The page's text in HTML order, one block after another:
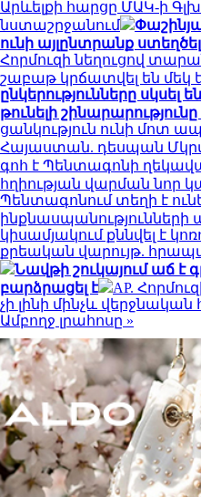
Արևելքի հարցը ՄԱԿ-ի
նստաշրջանում
ունի այլընտրանք
Հորմուզի նեղուցով
շաբաթ կրճատվել են մեկ
ընկերությունները
թունելի շինարարությունը
ցանկություն ունի մոտ
Հայաստան. դեսպան
գոհ է Պենտագոնի
հղիության վարման նոր
Պենտագոնում տեղի է
ինքնասպանությունների
կիսամյակում քննվել է
քրեական վարույթ.
Նավթի շուկայում աճ է
բարձրացել է
AP.
չի լինի մինչև
Ամբողջ լրահոսը »